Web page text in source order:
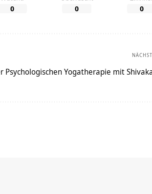
0 0 0
Psychologischen Yogatherapie mit